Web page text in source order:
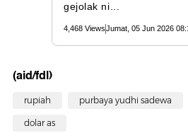
(aid/fdl)
rupiah purbaya yudhi sadewa
dolar as